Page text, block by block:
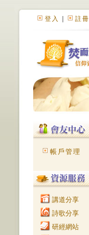
登入 註冊
帳戶管理
講道分享
詩歌分享
研經網站